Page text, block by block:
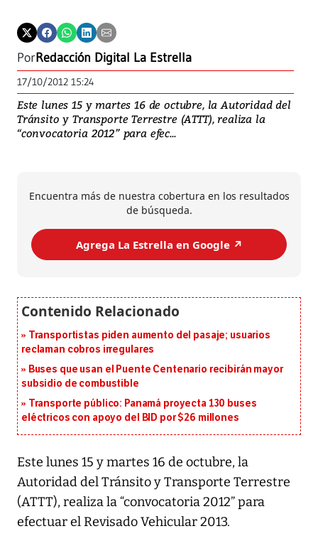
PorRedacción Digital La Estrella
17/10/2012 15:24
Este lunes 15 y martes 16 de octubre, la Autoridad del
Tránsito y Transporte Terrestre (ATTT), realiza la
“convocatoria 2012” para efec...
Encuentra más de nuestra cobertura en los resultados
de búsqueda.
Agrega La Estrella en Google ↗️
Transportistas piden aumento del pasaje; usuarios
reclaman cobros irregulares
Buses que usan el Puente Centenario recibirán mayor
subsidio de combustible
Transporte público: Panamá proyecta 130 buses
eléctricos con apoyo del BID por $26 millones
Este lunes 15 y martes 16 de octubre, la
Autoridad del Tránsito y Transporte Terrestre
(ATTT), realiza la “convocatoria 2012” para
efectuar el Revisado Vehicular 2013.